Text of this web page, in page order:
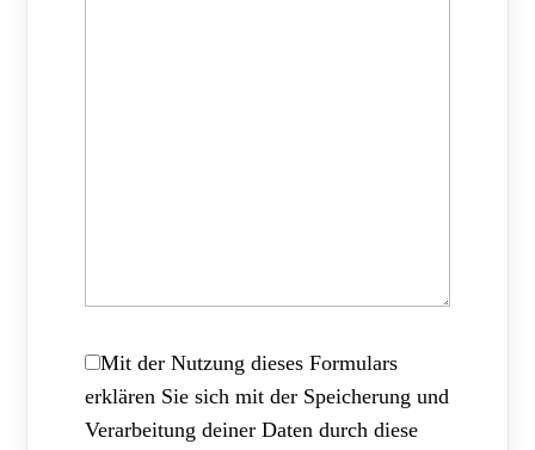
Mit der Nutzung dieses Formulars
erklären Sie sich mit der Speicherung und
Verarbeitung deiner Daten durch diese